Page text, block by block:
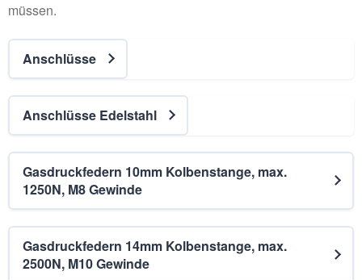
müssen.
Anschlüsse
Anschlüsse Edelstahl
Gasdruckfedern 10mm Kolbenstange, max.
1250N, M8 Gewinde
Gasdruckfedern 14mm Kolbenstange, max.
2500N, M10 Gewinde